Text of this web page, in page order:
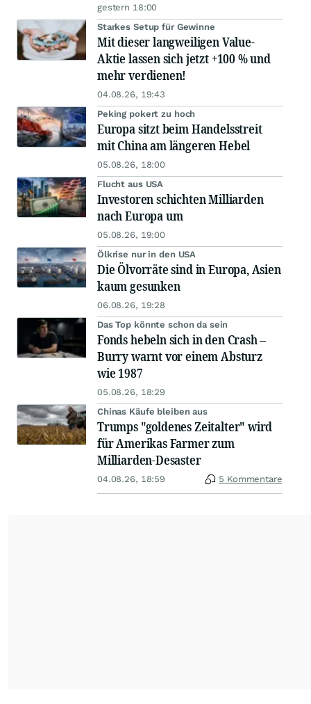
gestern 18:00
Starkes Setup für Gewinne
Mit dieser langweiligen Value-
Aktie lassen sich jetzt +100 % und
mehr verdienen!
04.08.26, 19:43
Peking pokert zu hoch
Europa sitzt beim Handelsstreit
mit China am längeren Hebel
05.08.26, 18:00
Flucht aus USA
Investoren schichten Milliarden
nach Europa um
05.08.26, 19:00
Ölkrise nur in den USA
Die Ölvorräte sind in Europa, Asien
kaum gesunken
06.08.26, 19:28
Das Top könnte schon da sein
Fonds hebeln sich in den Crash –
Burry warnt vor einem Absturz
wie 1987
05.08.26, 18:29
Chinas Käufe bleiben aus
Trumps "goldenes Zeitalter" wird
für Amerikas Farmer zum
Milliarden-Desaster
04.08.26, 18:59 5 Kommentare